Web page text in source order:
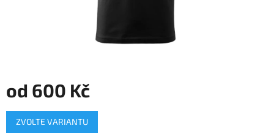
od 600 Kč
Měrná
cena:
ZVOLTE VARIANTU